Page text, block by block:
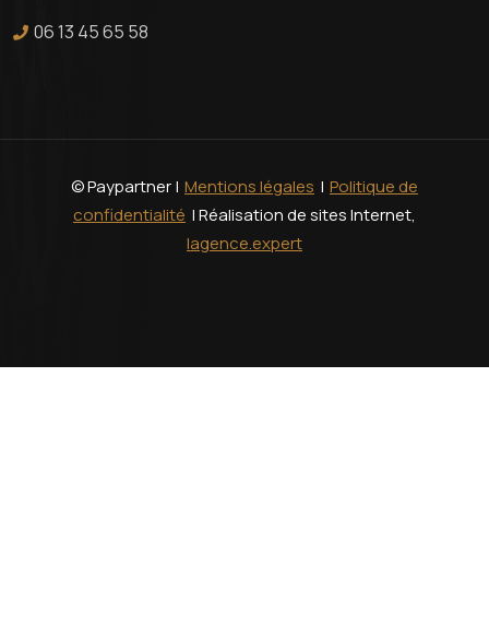
06 13 45 65 58
© Paypartner | Mentions légales | Politique de
confidentialité | Réalisation de sites Internet,
lagence.expert